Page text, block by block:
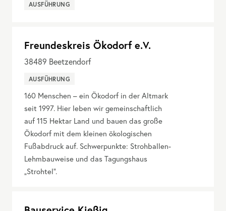
AUSFÜHRUNG
Freundeskreis Ökodorf e.V.
38489 Beetzendorf
AUSFÜHRUNG
160 Menschen – ein Ökodorf in der Altmark
seit 1997. Hier leben wir gemeinschaftlich
auf 115 Hektar Land und bauen das große
Ökodorf mit dem kleinen ökologischen
Fußabdruck auf. Schwerpunkte: Strohballen-
Lehmbauweise und das Tagungshaus
„Strohtel“.